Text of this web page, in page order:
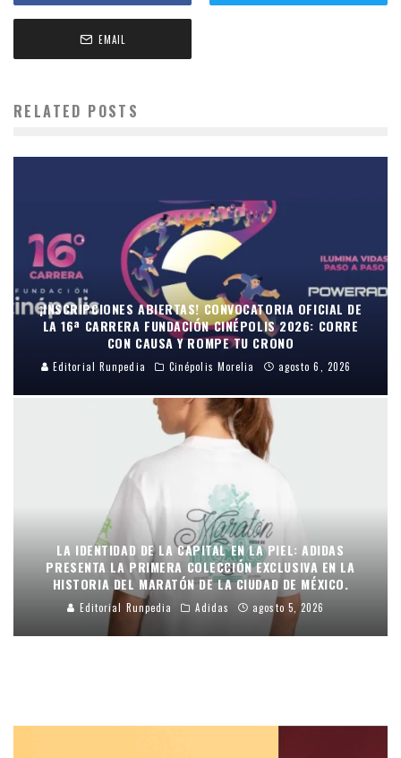
EMAIL
RELATED POSTS
¡INSCRIPCIONES ABIERTAS! CONVOCATORIA OFICIAL DE
LA 16ª CARRERA FUNDACIÓN CINÉPOLIS 2026: CORRE
CON CAUSA Y ROMPE TU CRONO
Editorial Runpedia Cinépolis Morelia agosto 6, 2026
LA IDENTIDAD DE LA CAPITAL EN LA PIEL: ADIDAS
PRESENTA LA PRIMERA COLECCIÓN EXCLUSIVA EN LA
HISTORIA DEL MARATÓN DE LA CIUDAD DE MÉXICO.
Editorial Runpedia Adidas agosto 5, 2026